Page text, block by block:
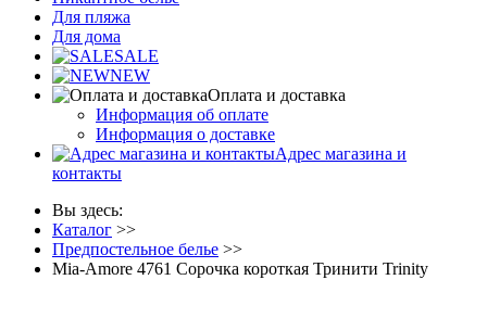
Для пляжа
Для дома
SALE
NEW
Оплата и доставка
Информация об оплате
Информация о доставке
Адрес магазина и
контакты
Вы здесь:
Каталог >>
Предпостельное белье >>
Mia-Amore 4761 Сорочка короткая Тринити Trinity